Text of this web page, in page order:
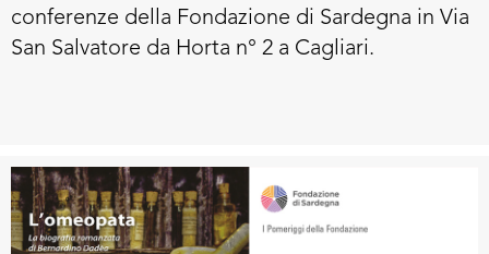
conferenze della Fondazione di Sardegna in Via
San Salvatore da Horta n° 2 a Cagliari.